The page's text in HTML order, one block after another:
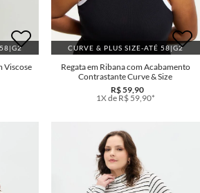
Viscose
CURVE & PLUS SIZE-ATÉ 58|G2
Regata em Ribana com Acabamento
Contrastante Curve & Size
R$ 59,90
1X de R$ 59,90*